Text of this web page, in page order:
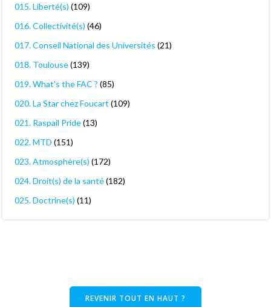
015. Liberté(s) (109)
016. Collectivité(s) (46)
017. Conseil National des Universités (21)
018. Toulouse(139)
019. What's the FAC ? (85)
020. La Star chez Foucart (109)
021. Raspail Pride(13)
022. MTD (151)
023. Atmosphère(s) (172)
024. Droit(s) de la santé(182)
025. Doctrine(s) (11)
REVENIR TOUT EN HAUT ?